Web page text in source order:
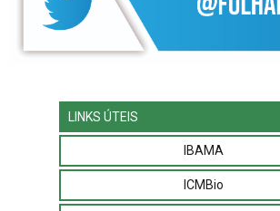
LINKS ÚTEIS
IBAMA
ICMBio